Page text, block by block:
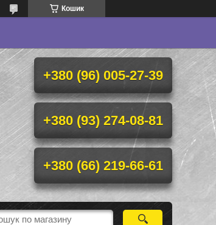
Кошик
+380 (96) 005-27-39
+380 (93) 274-08-81
+380 (66) 219-66-61